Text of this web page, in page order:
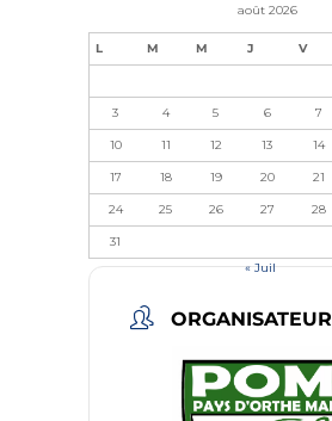
août 2026
L M M J V
3 4 5 6 7
10 11 12 13 14
17 18 19 20 21
24 25 26 27 28
31
« Juil
ORGANISATEUR